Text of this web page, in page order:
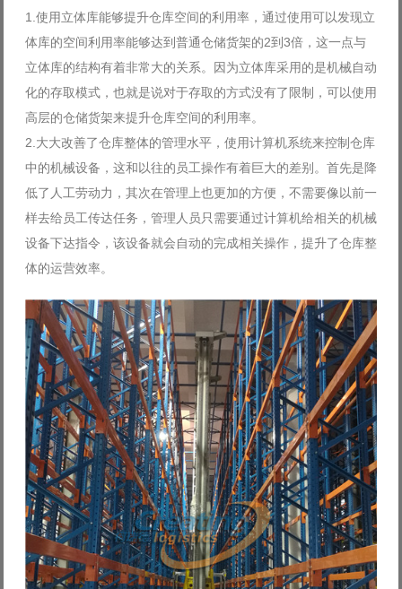
1.使用立体库能够提升仓库空间的利用率，通过使用可以发现立
体库的空间利用率能够达到普通仓储货架的2到3倍，这一点与
立体库的结构有着非常大的关系。因为立体库采用的是机械自动
化的存取模式，也就是说对于存取的方式没有了限制，可以使用
高层的仓储货架来提升仓库空间的利用率。
2.大大改善了仓库整体的管理水平，使用计算机系统来控制仓库
中的机械设备，这和以往的员工操作有着巨大的差别。首先是降
低了人工劳动力，其次在管理上也更加的方便，不需要像以前一
样去给员工传达任务，管理人员只需要通过计算机给相关的机械
设备下达指令，该设备就会自动的完成相关操作，提升了仓库整
体的运营效率。